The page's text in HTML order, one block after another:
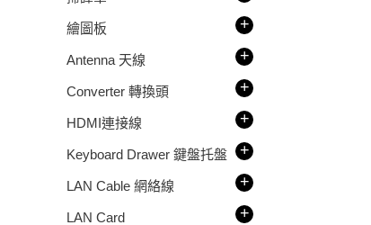
繪圖板 +
Antenna 天線 +
Converter 轉換頭 +
HDMI連接線 +
Keyboard Drawer 鍵盤托盤 +
LAN Cable 網絡線 +
LAN Card +